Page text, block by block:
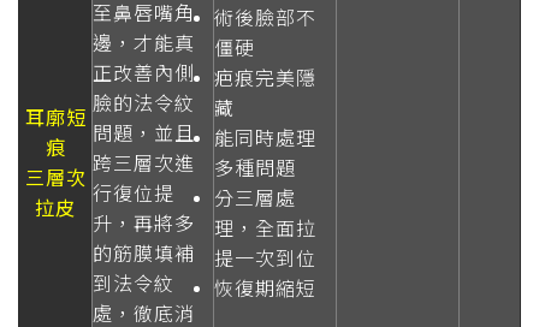
耳廓短
痕
三層次
拉皮
至鼻唇嘴角
邊，才能真
正改善內側
臉的法令紋
問題，並且
跨三層次進
行復位提
升，再將多
的筋膜填補
到法令紋
處，徹底消
術後臉部不
僵硬
疤痕完美隱
藏
能同時處理
多種問題
分三層處
理，全面拉
提一次到位
恢復期縮短